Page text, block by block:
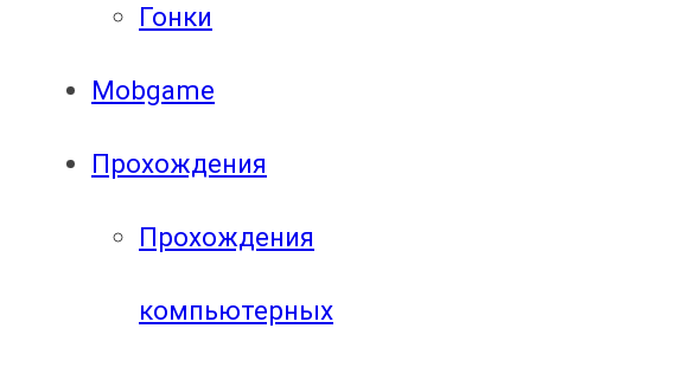
Гонки
Mobgame
Прохождения
Прохождения
компьютерных